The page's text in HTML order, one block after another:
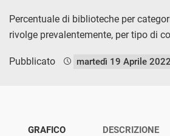
Percentuale di biblioteche per
rivolge prevalentemente, per tipo di
Pubblicato martedì 19 Aprile 2022
GRAFICO DESCRIZIONE